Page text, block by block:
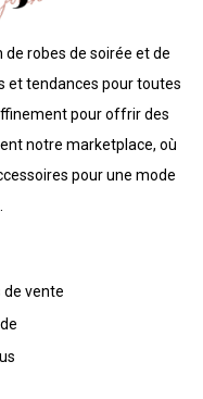
de robes de soirée et de
et tendances pour toutes
pour offrir des
notre marketplace, où
pour une mode
de vente